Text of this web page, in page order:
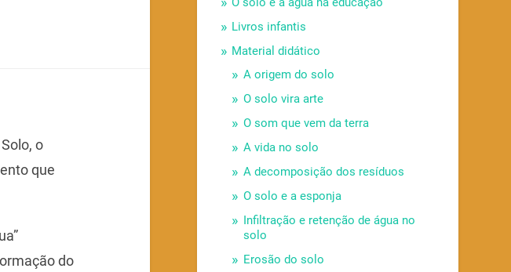
o
que
do
Livros infantis
Material didático
A origem do solo
O solo vira arte
O som que vem da terra
A vida no solo
A decomposição dos resíduos
O solo e a esponja
Infiltração e retenção de água no
solo
Erosão do solo